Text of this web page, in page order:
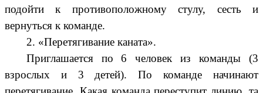
подойти к противоположному стулу, сесть и
вернуться к команде.
2. «Перетягивание каната».
Приглашается по 6 человек из команды (3
взрослых и 3 детей). По команде начинают